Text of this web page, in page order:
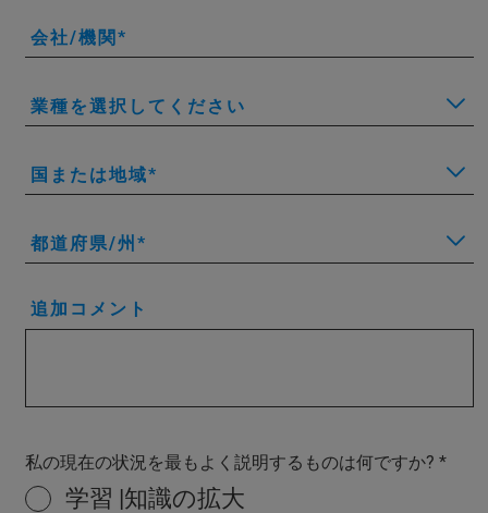
会社/機関
業種を選択してください
国または地域
都道府県/州
追加コメント
私の現在の状況を最もよく説明するものは何ですか?
学習 |知識の拡大